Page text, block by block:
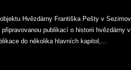
Hvězdárny Františka Pešty v
publikací o historii hvězdárny
do několika hlavních kapitol,...